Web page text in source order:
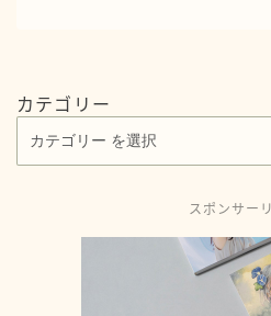
カテゴリー
スポンサー